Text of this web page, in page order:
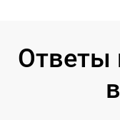
Ответы